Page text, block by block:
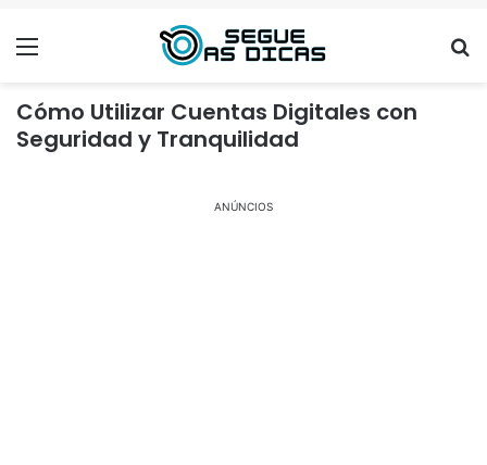
Menu
Cómo Utilizar Cuentas Digitales con
Seguridad y Tranquilidad
ANÚNCIOS